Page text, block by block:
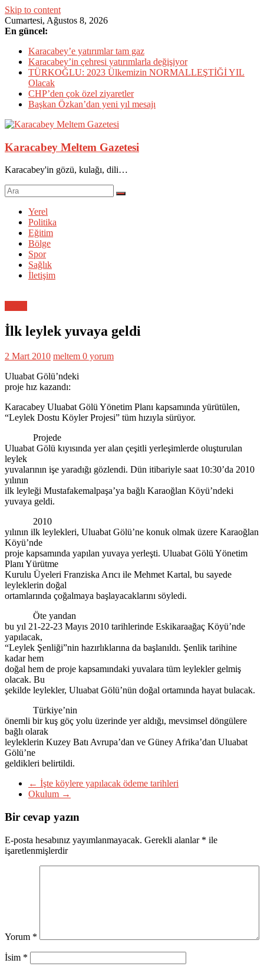
Skip to content
Cumartesi, Ağustos 8, 2026
En güncel:
Karacabey’e yatırımlar tam gaz
Karacabey’in çehresi yatırımlarla değişiyor
TÜRKOĞLU: 2023 Ülkemizin NORMALLEŞTİĞİ YIL
Olacak
CHP’den çok özel ziyaretler
Başkan Özkan’dan yeni yıl mesajı
Karacabey Meltem Gazetesi
Karacabey'in gözü, kulağı, dili…
Yerel
Politika
Eğitim
Bölge
Spor
Sağlık
İletişim
İlk leylek yuvaya geldi
2 Mart 2010 meltem 0 yorum
Uluabat Gölü’ndeki
proje hız kazandı:
Karacabey Uluabat Gölü Yönetim Planı kapsamında yürütülen,
“Leylek Dostu Köyler Projesi” tüm hızıyla sürüyor.
Projede
Uluabat Gölü kıyısında yer alan çeşitli yerleşimlerde oluşturulan
leylek
yuvalarının işe yaradığı gözlendi. Dün itibariyle saat 10:30’da 2010
yılının
ilk leyleği Mustafakemalpaşa’ya bağlı Karaoğlan Köyü’ndeki
yuvaya geldi.
2010
yılının ilk leylekleri, Uluabat Gölü’ne konuk olmak üzere Karaoğlan
Köyü’nde
proje kapsamında yapılan yuvaya yerleşti. Uluabat Gölü Yönetim
Planı Yürütme
Kurulu Üyeleri Franziska Arıcı ile Mehmet Kartal, bu sayede
leyleklerin doğal
ortamlarında çoğalmaya başlayacaklarını söyledi.
Öte yandan
bu yıl 21-22-23 Mayıs 2010 tarihlerinde Eskikaraağaç Köyü’nde
yapılacak,
“Leylek Şenliği”nin hazırlıklarına da başlanıldı. Şenlik tarihine
kadar hem
doğal hem de proje kapsamındaki yuvalara tüm leylekler gelmiş
olacak. Bu
şekilde leylekler, Uluabat Gölü’nün doğal ortamında hayat bulacak.
Türkiye’nin
önemli bir kuş göç yolu üzerinde yer aldığı, mevsimsel döngülere
bağlı olarak
leyleklerin Kuzey Batı Avrupa’dan ve Güney Afrika’dan Uluabat
Gölü’ne
geldikleri belirtildi.
← İşte köylere yapılacak ödeme tarihleri
Okulum →
Bir cevap yazın
E-posta hesabınız yayımlanmayacak. Gerekli alanlar * ile
işaretlenmişlerdir
Yorum *
İsim *